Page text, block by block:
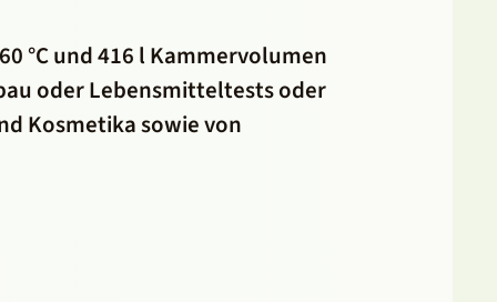
°C und 416 l Kammervolumen
oder Lebensmitteltests oder
Kosmetika sowie von